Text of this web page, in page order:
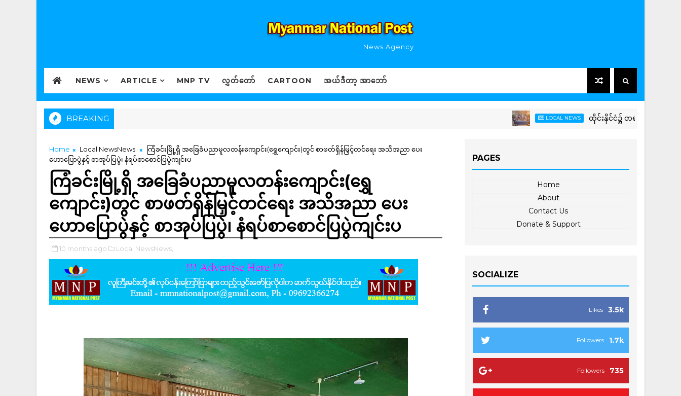
News Agency
NEWS ARTICLE MNP TV လွှတ်တော် CARTOON အယ်ဒီတာ့ အာဘော်
BREAKING LOCAL NEWS ထိုင်းနိုင်ငံ၌ တရားဝင်ခရီးစဉ်
Home Local NewsNews
ကြံခင်းမြို့ရှိ အခြေခံပညာမူလတန်းကျောင်း(ရွှေကျောင်း)တွင် စာဖတ်ရှိန်မြှင့်တင်ရေး အသိအညာ ပေး
ဟောပြောပွဲနှင့် စာအုပ်ပြပွဲ၊ နံရပ်စာစောင်ပြပွဲကျင်းပ
ကြံခင်းမြို့ရှိ အခြေခံပညာမူလတန်းကျောင်း(ရွှေ
ကျောင်း)တွင် စာဖတ်ရှိန်မြှင့်တင်ရေး အသိအညာ ပေး
ဟောပြောပွဲနှင့် စာအုပ်ပြပွဲ၊ နံရပ်စာစောင်ပြပွဲကျင်းပ
10 months ago Local NewsNews,
PAGES
Home
About
Contact Us
Donate & Support
SOCIALIZE
3.5k
Likes
1.7k
Followers
735
Followers